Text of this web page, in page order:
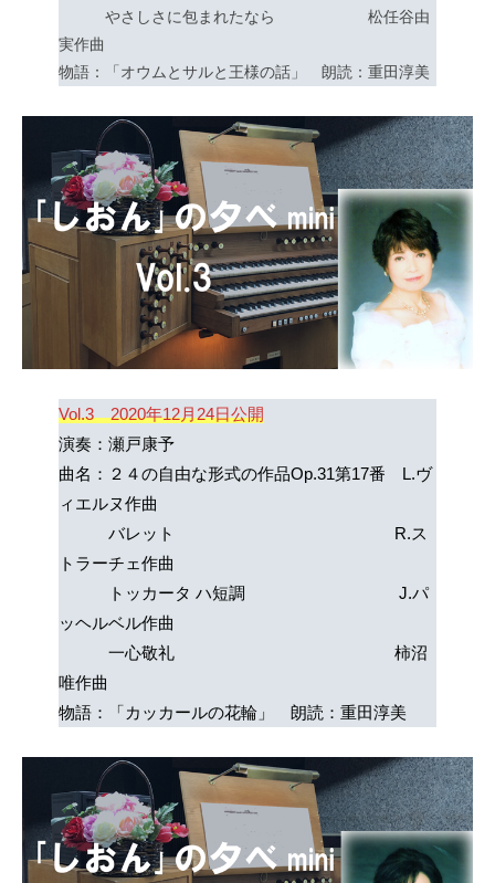
やさしさに包まれたなら 松任谷由
実作曲
物語：「オウムとサルと王様の話」 朗読：重田淳美
Vol.3 2020年12月24日公開
演奏：瀬戸康予
曲名：２４の自由な形式の作品Op.31第17番 L.ヴ
ィエルヌ作曲
バレット R.ス
トラーチェ作曲
トッカータ ハ短調 J.パ
ッヘルベル作曲
一心敬礼 柿沼
唯作曲
物語：「カッカールの花輪」 朗読：重田淳美